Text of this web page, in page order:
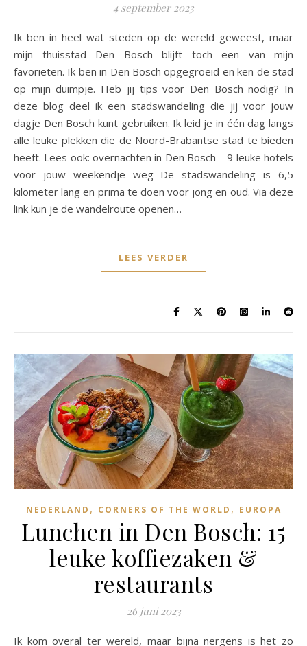
4 september 2023
Ik ben in heel wat steden op de wereld geweest, maar
mijn thuisstad Den Bosch blijft toch een van mijn
favorieten. Ik ben in Den Bosch opgegroeid en ken de stad
op mijn duimpje. Heb jij tips voor Den Bosch nodig? In
deze blog deel ik een stadswandeling die jij voor jouw
dagje Den Bosch kunt gebruiken. Ik leid je in één dag langs
alle leuke plekken die de Noord-Brabantse stad te bieden
heeft. Lees ook: overnachten in Den Bosch – 9 leuke hotels
voor jouw weekendje weg De stadswandeling is 6,5
kilometer lang en prima te doen voor jong en oud. Via deze
link kun je de wandelroute openen…
LEES VERDER
NEDERLAND , CORNERS OF THE WORLD , EUROPA
Lunchen in Den Bosch: 15
leuke koffiezaken &
restaurants
26 juni 2023
Ik kom overal ter wereld, maar bijna nergens is het zo